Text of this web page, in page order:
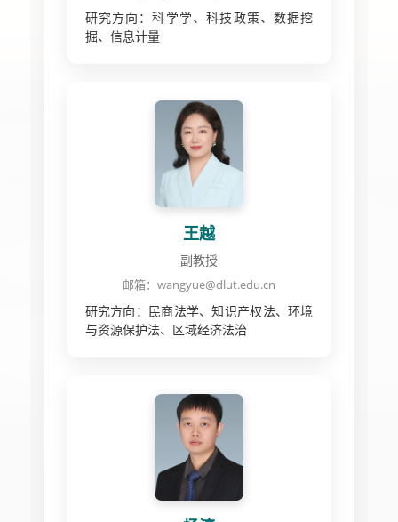
研究方向：科学学、科技政策、数据挖
掘、信息计量
王越
副教授
邮箱：wangyue@dlut.edu.cn
研究方向：民商法学、知识产权法、环境
与资源保护法、区域经济法治